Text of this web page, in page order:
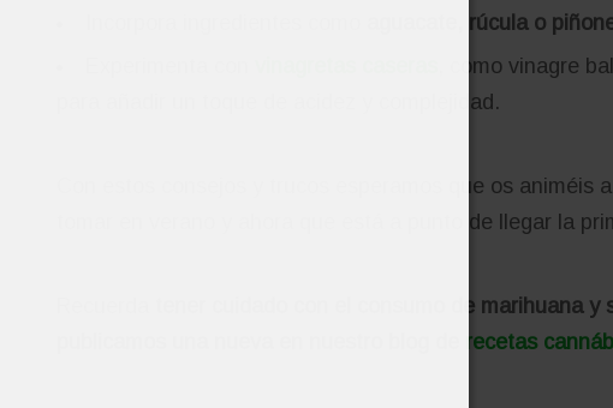
aguacate, rúcula o
, como vinagre
para añadir un toque de acidez y complejidad.
Con estos consejos y trucos esperamos que os
tomar en verano y ahora que está a punto de llegar la
tener cuidado con el consumo de marihuana
recetas